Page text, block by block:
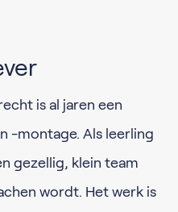
is al jaren een
-montage. Als leerling
gezellig, klein team
wordt. Het werk is